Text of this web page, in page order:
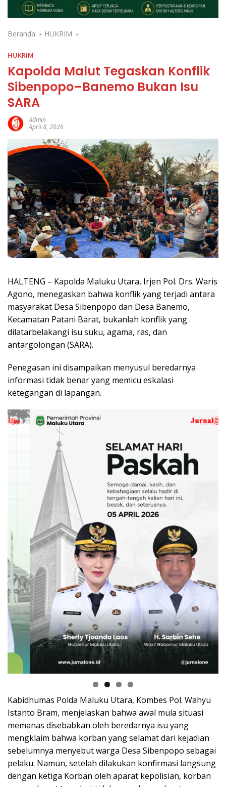
Beranda HUKRIM
HUKRIM
Kapolda Malut Tegaskan Konflik
Sibenpopo–Banemo Bukan Isu
SARA
Admin
April 8, 2026
HALTENG – Kapolda Maluku Utara, Irjen Pol. Drs. Waris
Agono, menegaskan bahwa konflik yang terjadi antara
masyarakat Desa Sibenpopo dan Desa Banemo,
Kecamatan Patani Barat, bukanlah konflik yang
dilatarbelakangi isu suku, agama, ras, dan
antargolongan (SARA).
Penegasan ini disampaikan menyusul beredarnya
informasi tidak benar yang memicu eskalasi
ketegangan di lapangan.
Kabidhumas Polda Maluku Utara, Kombes Pol. Wahyu
Istanto Bram, menjelaskan bahwa awal mula situasi
memanas disebabkan oleh beredarnya isu yang
mengklaim bahwa korban yang selamat dari kejadian
sebelumnya menyebut warga Desa Sibenpopo sebagai
pelaku. Namun, setelah dilakukan konfirmasi langsung
dengan ketiga Korban oleh aparat kepolisian, korban